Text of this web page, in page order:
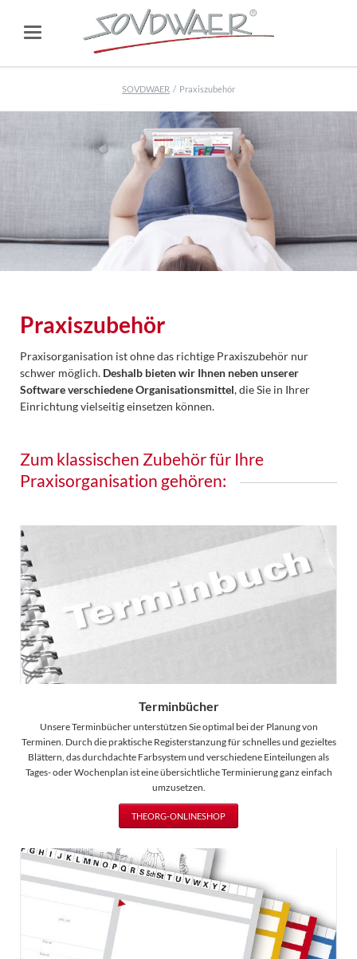
SOVDWAER Praxiszubehör
Praxiszubehör
Praxisorganisation ist ohne das richtige Praxiszubehör nur
schwer möglich. Deshalb bieten wir Ihnen neben unserer
Software verschiedene Organisationsmittel, die Sie in Ihrer
Einrichtung vielseitig einsetzen können.
Zum klassischen Zubehör für Ihre
Praxisorganisation gehören:
Terminbücher
Unsere Terminbücher unterstützen Sie optimal bei der Planung von
Terminen. Durch die praktische Registerstanzung für schnelles und gezieltes
Blättern, das durchdachte Farbsystem und verschiedene Einteilungen als
Tages- oder Wochenplan ist eine übersichtliche Terminierung ganz einfach
umzusetzen.
THEORG-ONLINESHOP